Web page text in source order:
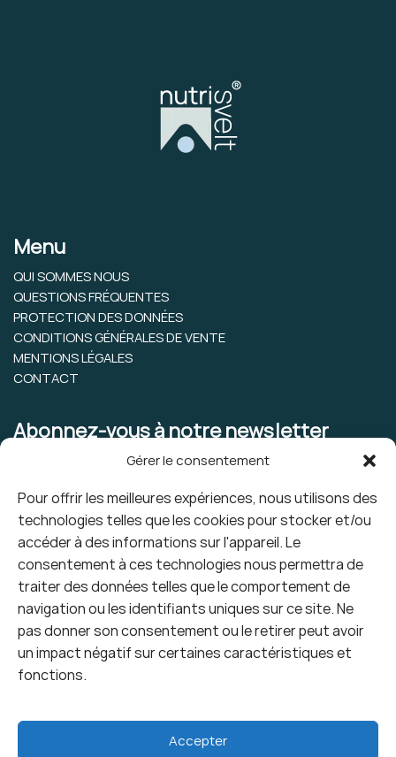
Gérer le consentement
Pour offrir les meilleures expériences, nous utilisons des
technologies telles que les cookies pour stocker et/ou
accéder à des informations sur l'appareil. Le
consentement à ces technologies nous permettra de
traiter des données telles que le comportement de
navigation ou les identifiants uniques sur ce site. Ne
pas donner son consentement ou le retirer peut avoir
un impact négatif sur certaines caractéristiques et
fonctions.
Accepter
Menu
QUI SOMMES NOUS
QUESTIONS FRÉQUENTES
PROTECTION DES DONNÉES
CONDITIONS GÉNÉRALES DE VENTE
MENTIONS LÉGALES
CONTACT
Abonnez-vous à notre newsletter